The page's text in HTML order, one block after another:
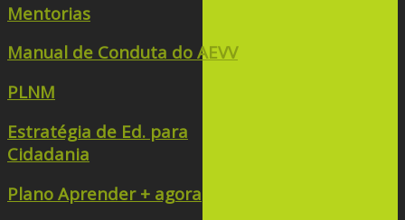
Mentorias
Manual de Conduta do AEVV
PLNM
Estratégia de Ed. para
Cidadania
Plano Aprender + agora